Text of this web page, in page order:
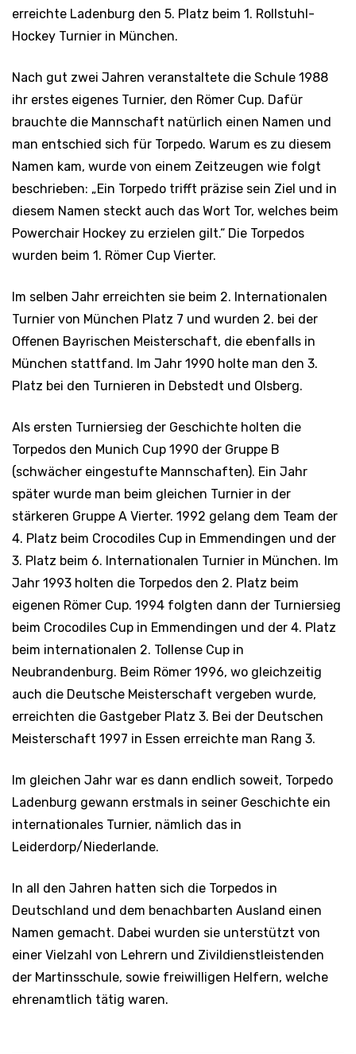
erreichte Ladenburg den 5. Platz beim 1. Rollstuhl-
Hockey Turnier in München.
Nach gut zwei Jahren veranstaltete die Schule 1988
ihr erstes eigenes Turnier, den Römer Cup. Dafür
brauchte die Mannschaft natürlich einen Namen und
man entschied sich für Torpedo. Warum es zu diesem
Namen kam, wurde von einem Zeitzeugen wie folgt
beschrieben: „Ein Torpedo trifft präzise sein Ziel und in
diesem Namen steckt auch das Wort Tor, welches beim
Powerchair Hockey zu erzielen gilt.“ Die Torpedos
wurden beim 1. Römer Cup Vierter.
Im selben Jahr erreichten sie beim 2. Internationalen
Turnier von München Platz 7 und wurden 2. bei der
Offenen Bayrischen Meisterschaft, die ebenfalls in
München stattfand. Im Jahr 1990 holte man den 3.
Platz bei den Turnieren in Debstedt und Olsberg.
Als ersten Turniersieg der Geschichte holten die
Torpedos den Munich Cup 1990 der Gruppe B
(schwächer eingestufte Mannschaften). Ein Jahr
später wurde man beim gleichen Turnier in der
stärkeren Gruppe A Vierter. 1992 gelang dem Team der
4. Platz beim Crocodiles Cup in Emmendingen und der
3. Platz beim 6. Internationalen Turnier in München. Im
Jahr 1993 holten die Torpedos den 2. Platz beim
eigenen Römer Cup. 1994 folgten dann der Turniersieg
beim Crocodiles Cup in Emmendingen und der 4. Platz
beim internationalen 2. Tollense Cup in
Neubrandenburg. Beim Römer 1996, wo gleichzeitig
auch die Deutsche Meisterschaft vergeben wurde,
erreichten die Gastgeber Platz 3. Bei der Deutschen
Meisterschaft 1997 in Essen erreichte man Rang 3.
Im gleichen Jahr war es dann endlich soweit, Torpedo
Ladenburg gewann erstmals in seiner Geschichte ein
internationales Turnier, nämlich das in
Leiderdorp/Niederlande.
In all den Jahren hatten sich die Torpedos in
Deutschland und dem benachbarten Ausland einen
Namen gemacht. Dabei wurden sie unterstützt von
einer Vielzahl von Lehrern und Zivildienstleistenden
der Martinsschule, sowie freiwilligen Helfern, welche
ehrenamtlich tätig waren.